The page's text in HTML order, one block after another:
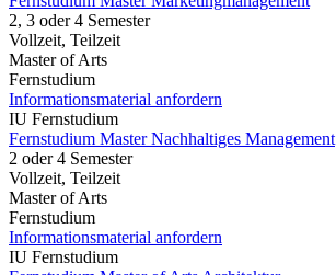
2, 3 oder 4 Semester
Vollzeit, Teilzeit
Master of Arts
Fernstudium
Informationsmaterial anfordern
IU Fernstudium
Fernstudium Master Nachhaltiges Management
2 oder 4 Semester
Vollzeit, Teilzeit
Master of Arts
Fernstudium
Informationsmaterial anfordern
IU Fernstudium